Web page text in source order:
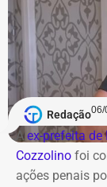
Redação06/
Aex-prefeita
Cozzolino foi
ações penais